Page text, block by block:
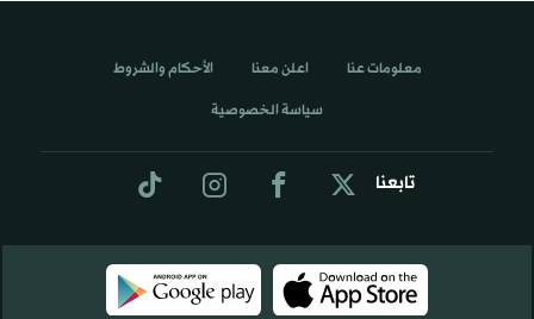
تابعنا
معلومات عنا اعلن معنا الأحكام والشروط
سياسة الخصوصية